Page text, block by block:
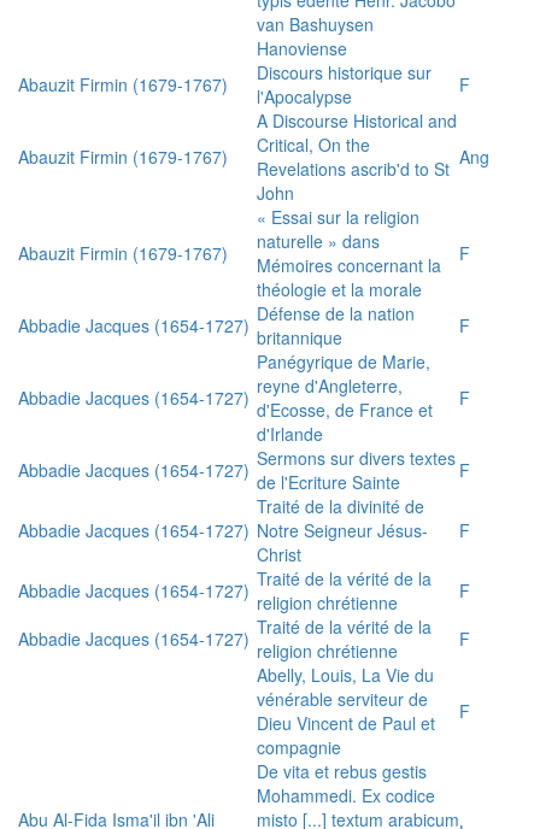
van Bashuysen
Hanoviense
Abauzit Firmin (1679-1767)
Discours historique sur
l'Apocalypse
F
Abauzit Firmin (1679-1767)
A Discourse Historical and
Critical, On the
Revelations ascrib'd to St
John
Ang
Abauzit Firmin (1679-1767)
« Essai sur la religion
naturelle » dans
Mémoires concernant la
théologie et la morale
F
Abbadie Jacques (1654-1727) Défense de la nation
britannique
F
Abbadie Jacques (1654-1727)
Panégyrique de Marie,
reyne d'Angleterre,
d'Ecosse, de France et
d'Irlande
F
Abbadie Jacques (1654-1727) Sermons sur divers textes
de l'Ecriture Sainte
F
Abbadie Jacques (1654-1727)
Traité de la divinité de
Notre Seigneur Jésus-
Christ
F
Abbadie Jacques (1654-1727) Traité de la vérité de la
religion chrétienne
F
Abbadie Jacques (1654-1727) Traité de la vérité de la
religion chrétienne
F
Abelly, Louis, La Vie du
vénérable serviteur de
Dieu Vincent de Paul et
compagnie
F
Abu Al-Fida Isma'il ibn 'Ali
De vita et rebus gestis
Mohammedi. Ex codice
misto [...] textum arabicum